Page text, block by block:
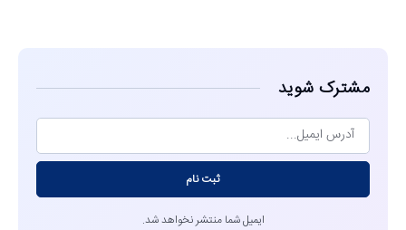
مشترک شوید
ثبت نام
ایمیل شما منتشر نخواهد شد.